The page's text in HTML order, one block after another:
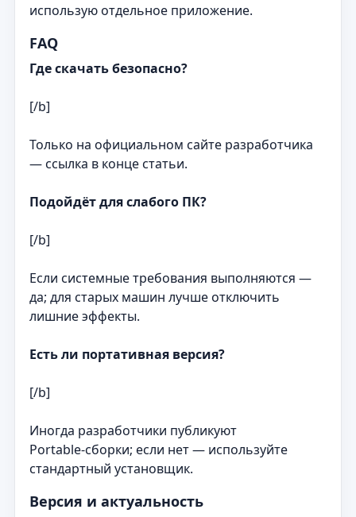
использую отдельное приложение.
FAQ
Где скачать безопасно?
[/b]
Только на официальном сайте разработчика
— ссылка в конце статьи.
Подойдёт для слабого ПК?
[/b]
Если системные требования выполняются —
да; для старых машин лучше отключить
лишние эффекты.
Есть ли портативная версия?
[/b]
Иногда разработчики публикуют
Portable‑сборки; если нет — используйте
стандартный установщик.
Версия и актуальность